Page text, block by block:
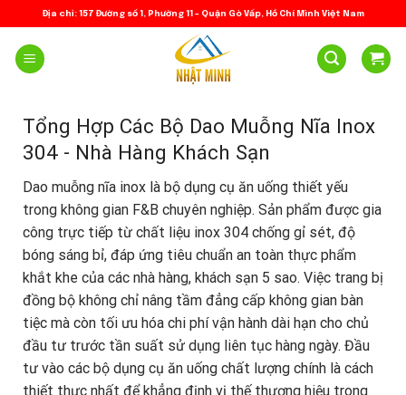
to
content
Địa chỉ: 157 Đường số 1, Phường 11 – Quận Gò Vấp, Hồ Chí Minh Việt Nam
Tổng Hợp Các Bộ Dao Muỗng Nĩa Inox
304 - Nhà Hàng Khách Sạn
Dao muỗng nĩa inox là bộ dụng cụ ăn uống thiết yếu
trong không gian F&B chuyên nghiệp. Sản phẩm được gia
công trực tiếp từ chất liệu inox 304 chống gỉ sét, độ
bóng sáng bỉ, đáp ứng tiêu chuẩn an toàn thực phẩm
khắt khe của các nhà hàng, khách sạn 5 sao. Việc trang bị
đồng bộ không chỉ nâng tầm đẳng cấp không gian bàn
tiệc mà còn tối ưu hóa chi phí vận hành dài hạn cho chủ
đầu tư trước tần suất sử dụng liên tục hàng ngày. Đầu
tư vào các bộ dụng cụ ăn uống chất lượng chính là cách
thiết thực nhất để khẳng định vị thế thương hiệu trong